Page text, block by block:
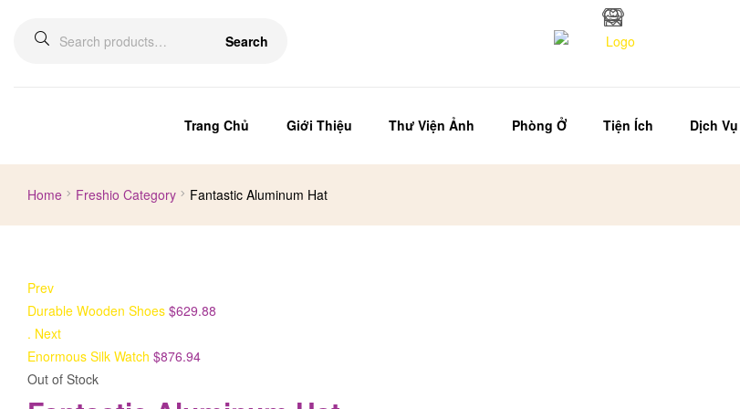
Search
Trang Chủ Giới Thiệu Thư Viện Ảnh Phòng Ở Tiện Ích Dịch Vụ
Home Freshio Category Fantastic Aluminum Hat
Prev
Durable Wooden Shoes $629.88
. Next
Enormous Silk Watch $876.94
Out of Stock